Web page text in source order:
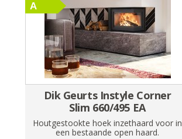
Dik Geurts Instyle Corner
Slim 660/495 EA
Houtgestookte hoek inzethaard voor in
een bestaande open haard.